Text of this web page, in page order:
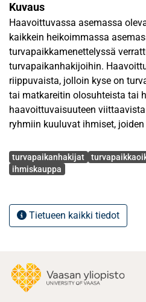
Kuvaus
Haavoittuvassa asemassa
kaikkein heikoimmassa
turvapaikkamenettelyssä
turvapaikanhakijoihin.
riippuvaista, jolloin kyse on
tai matkareitin olosuhteista tai
haavoittuvaisuuteen
ryhmiin kuuluvat ihmiset,
koska
he ovat normaalia alttiimpia
seksuaalisen väkivallan uhrit,
ihmiskaupan uhrit, vakavasti
Haavoittuva asema ja siitä
tunnistaminen edellyttävät
Avainsanat
turvapaikanhakijat
ihmiskauppa
Tietueen kaikki tiedot